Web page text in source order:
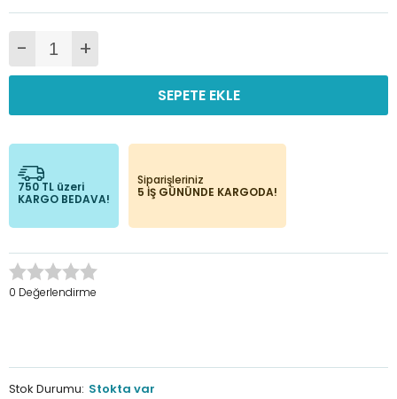
- +
SEPETE EKLE
750 TL üzeri
KARGO BEDAVA!
Siparişleriniz
5 İŞ GÜNÜNDE KARGODA!
0 Değerlendirme
Stok Durumu: Stokta var